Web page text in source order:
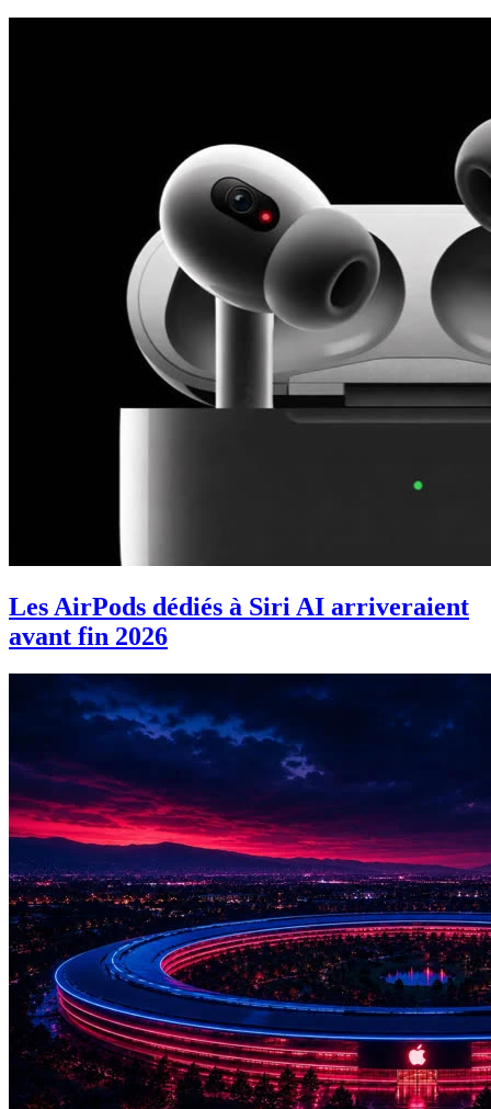
Les AirPods dédiés à Siri AI arriveraient
avant fin 2026